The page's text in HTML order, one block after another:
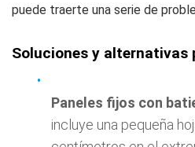
puede traerte una serie de
Soluciones y alternativas
Paneles fijos con
incluye una pequeña